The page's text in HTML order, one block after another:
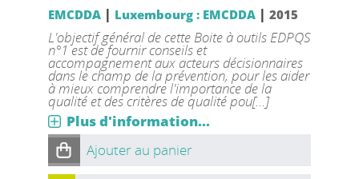
EMCDDA | Luxembourg : EMCDDA| 2015
L'objectif général de cette Boite à outils EDPQS
n°1 est de fournir conseils et
accompagnement aux acteurs décisionnaires
dans le champ de la prévention, pour les aider
à mieux comprendre l'importance de la
qualité et des critères de qualité pou[...]
Plus d'information...
Ajouter au panier